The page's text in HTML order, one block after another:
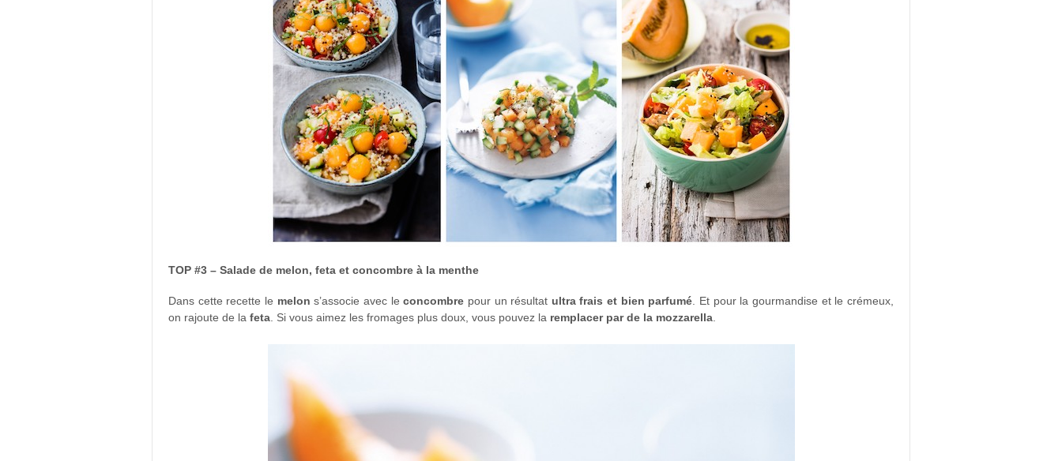
TOP #3 – Salade de melon, feta et concombre à la menthe
Dans cette recette le melon s’associe avec leconcombre pour un résultat ultra frais et bien parfumé. Et pour la gourmandise et le crémeux,
on rajoute de la feta. Si vous aimez les fromages plus doux, vous pouvez la remplacer par de la mozzarella.